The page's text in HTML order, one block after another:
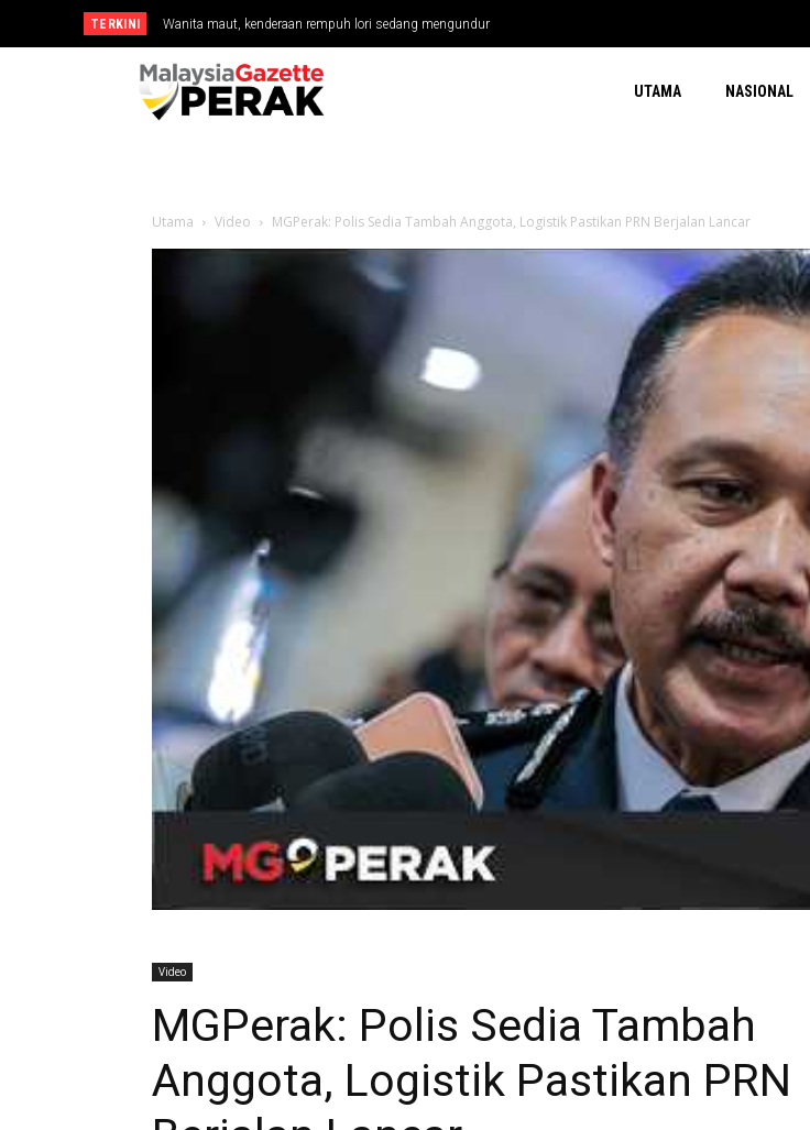
TERKINI Wanita maut, kenderaan rempuh lori sedang mengundur
Anwar ziarah Fadillah, Ismail Sabri di IJN
UTAMA NASIONAL
Utama Video MGPerak: Polis Sedia Tambah Anggota, Logistik Pastikan PRN Berjalan Lancar
Video
MGPerak: Polis Sedia Tambah
Anggota, Logistik Pastikan PRN